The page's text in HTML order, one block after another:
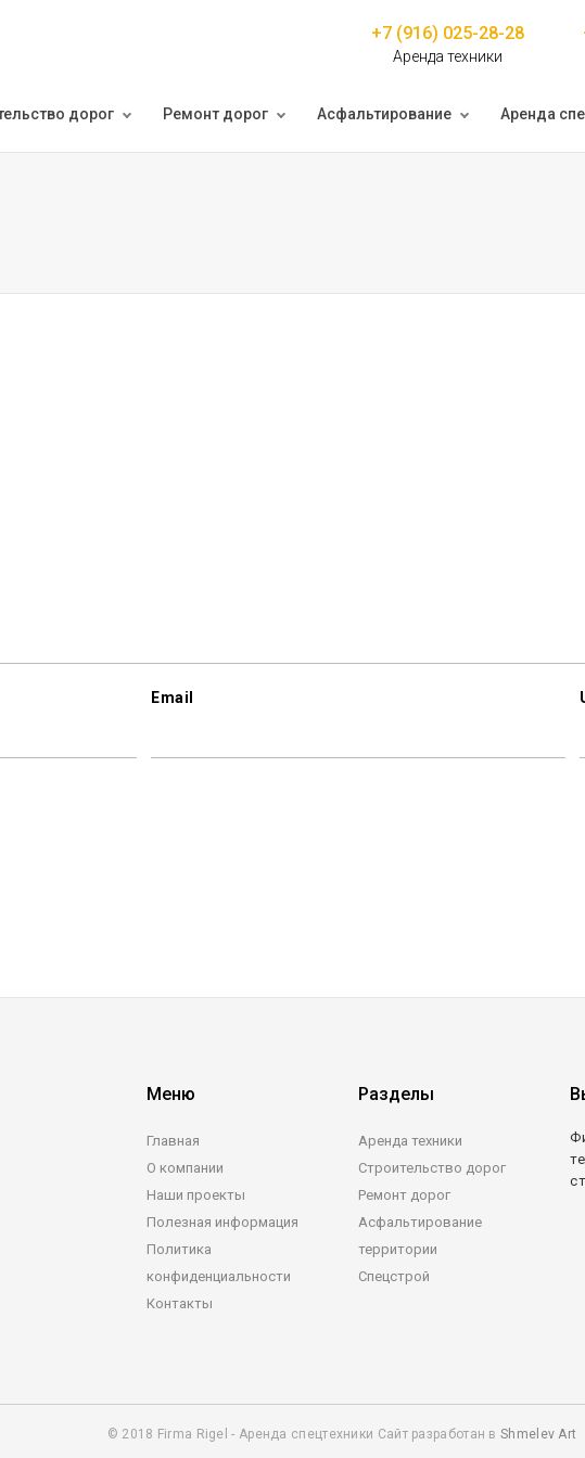
+7 (916) 025-28-28
Аренда техники
дорог Ремонт дорог Асфальтирование Аренда
Email
Меню
Главная
О компании
Наши проекты
Полезная информация
Политика
конфиденциальности
Контакты
Разделы
Аренда техники
Строительство дорог
Ремонт дорог
Асфальтирование
территории
Спецстрой
© 2018 Firma Rigel - Аренда спецтехники Сайт разработан вShmelev Art